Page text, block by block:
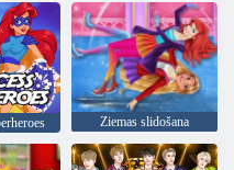
Ziemas slidošana